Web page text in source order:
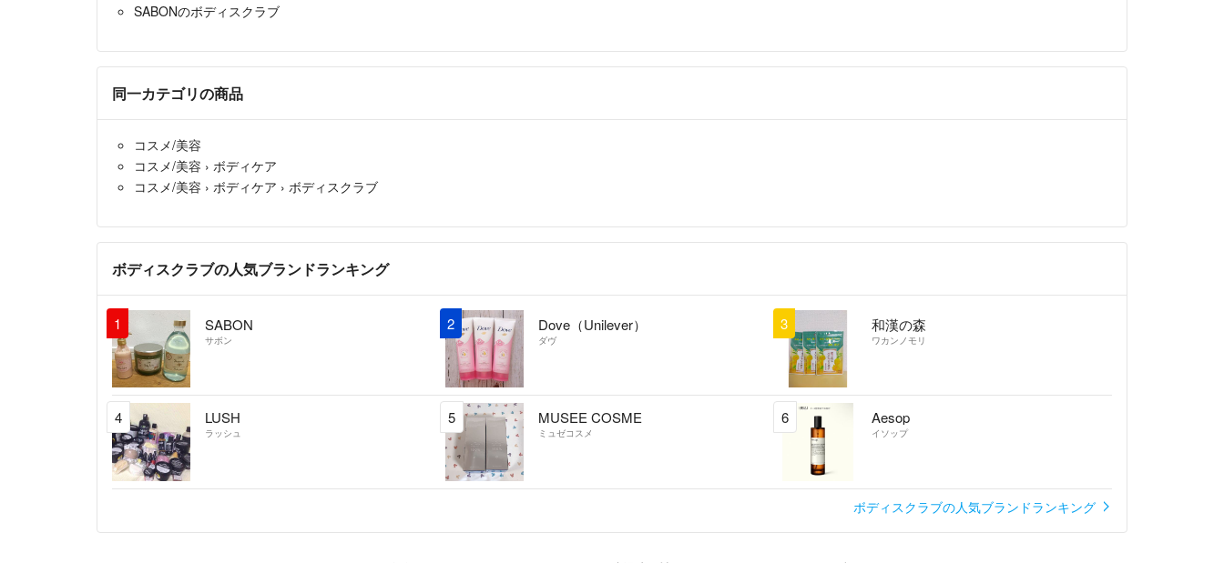
SABONのボディスクラブ
同一カテゴリの商品
コスメ/美容
コスメ/美容 › ボディケア
コスメ/美容 › ボディケア › ボディスクラブ
ボディスクラブの人気ブランドランキング
1 SABON
サボン
2 Dove（Unilever）
ダヴ
3 和漢の森
ワカンノモリ
4 LUSH
ラッシュ
5 MUSEE COSME
ミュゼコスメ
6 Aesop
イソップ
ボディスクラブの人気ブランドランキング